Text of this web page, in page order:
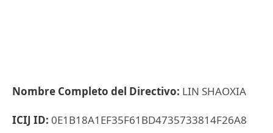
Nombre Completo del Directivo: LIN SHAOXIA
ICIJ ID: 0E1B18A1EF35F61BD4735733814F26A8